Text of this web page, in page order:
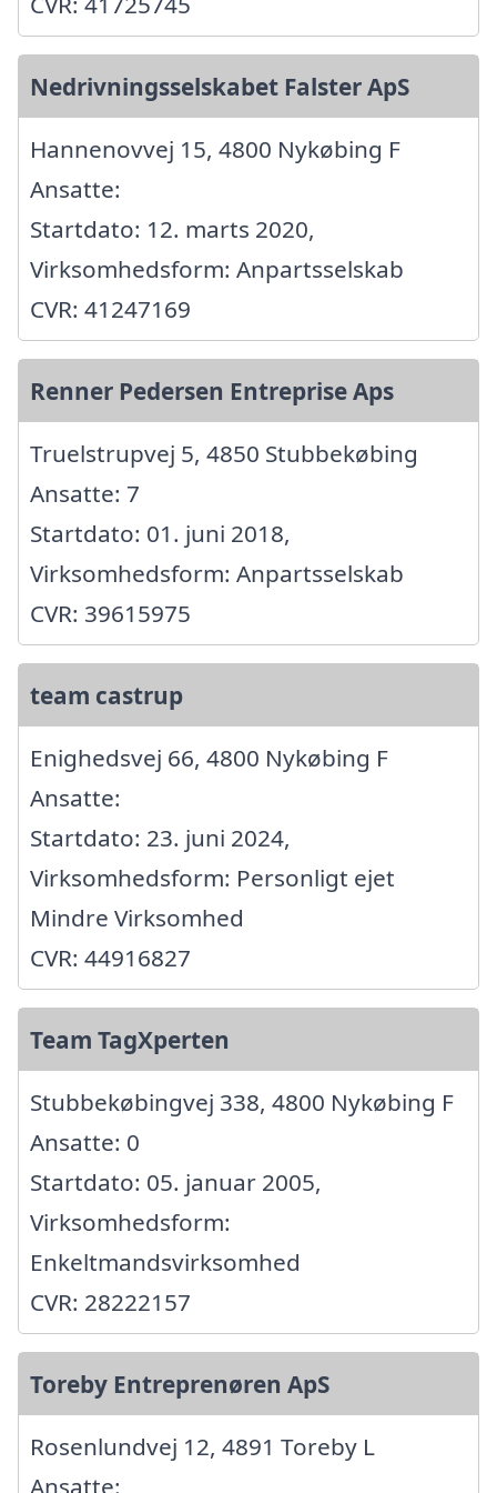
Nedrivningsselskabet Falster ApS
Hannenovvej 15, 4800 Nykøbing F
Ansatte:
Startdato: 12. marts 2020,
Virksomhedsform: Anpartsselskab
CVR: 41247169
Renner Pedersen Entreprise Aps
Truelstrupvej 5, 4850 Stubbekøbing
Ansatte: 7
Startdato: 01. juni 2018,
Virksomhedsform: Anpartsselskab
CVR: 39615975
team castrup
Enighedsvej 66, 4800 Nykøbing F
Ansatte:
Startdato: 23. juni 2024,
Virksomhedsform: Personligt ejet
Mindre Virksomhed
CVR: 44916827
Team TagXperten
Stubbekøbingvej 338, 4800 Nykøbing F
Ansatte: 0
Startdato: 05. januar 2005,
Virksomhedsform:
Enkeltmandsvirksomhed
CVR: 28222157
Toreby Entreprenøren ApS
Rosenlundvej 12, 4891 Toreby L
Ansatte: